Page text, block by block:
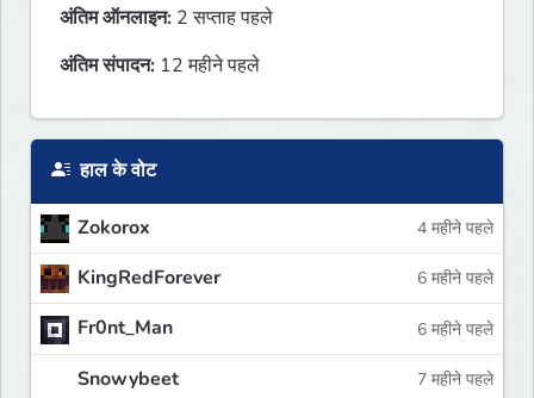
अंतिम ऑनलाइन: 2 सप्ताह पहले
अंतिम संपादन: 12 महीने पहले
हाल के वोट
Zokorox 4 महीने पहले
KingRedForever 6 महीने पहले
Fr0nt_Man 6 महीने पहले
Snowybeet 7 महीने पहले